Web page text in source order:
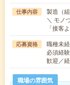
仕事内容
製造（
＼ モノ
「接客
応募資格
職種未
必須経
歓迎／
職場の雰囲気